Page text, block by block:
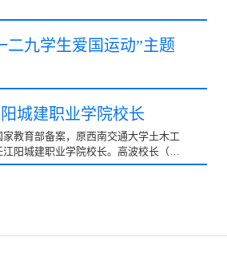
二九学生爱国运动”主题
城建职业学院校长
教育部备案，原西南交通大学土木工
阳城建职业学院校长。高波校长（原
院长）、学校教授委员会主...